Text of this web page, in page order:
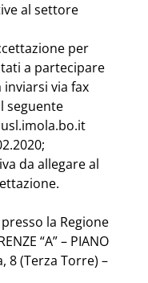
al settore
per
a partecipare
via fax
seguente
da allegare al
la Regione
“A” – PIANO
8 (Terza Torre) –